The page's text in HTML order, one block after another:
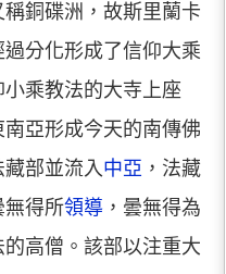
稱銅碟洲，故斯里蘭卡
分化形成了信仰大乘
乘教法的大寺上座
亞形成今天的南傳佛
部並流入中亞 ，法藏
無得所領導 ，曇無得為
高僧。該部以注重大